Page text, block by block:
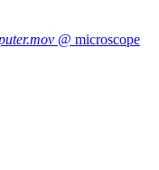
@ microscope